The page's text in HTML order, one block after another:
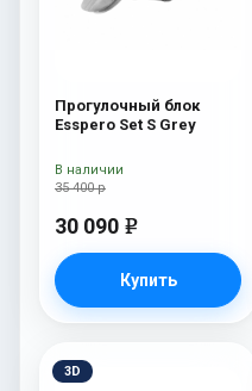
Прогулочный блок
Esspero Set S Grey
35 400 р
30 090 e
Купить
В наличии
3D